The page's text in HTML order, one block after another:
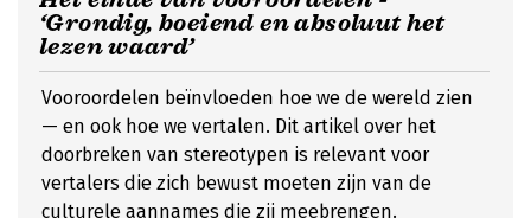
‘Grondig, boeiend en absoluut het
lezen waard’
Vooroordelen beïnvloeden hoe we de wereld zien
— en ook hoe we vertalen. Dit artikel over het
doorbreken van stereotypen is relevant voor
vertalers die zich bewust moeten zijn van de
culturele aannames die zij meebrengen.